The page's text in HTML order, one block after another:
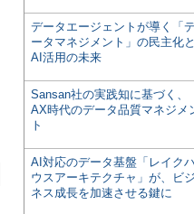
データエージェントが導く「
ータマネジメント」の民主化と
AI活用の未来
Sansan社の実践知に基づく、
AX時代のデータ品質マネジメ
ト
AI対応のデータ基盤「レイクハ
ウスアーキテクチャ」が、ビジ
ネス成長を加速させる鍵に